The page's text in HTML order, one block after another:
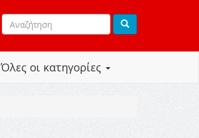
Όλες οι κατηγορίες